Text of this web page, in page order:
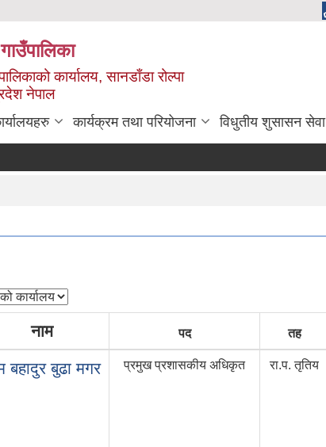
कार्यालय, सानडाँडा रोल्पा
नेपाल
कार्यक्रम तथा परियोजना विधुतीय शुसासन सेवा
नाम पद तह
बहादुर बुढा मगर प्रमुख प्रशासकीय अधिकृत रा.प. तृतिय